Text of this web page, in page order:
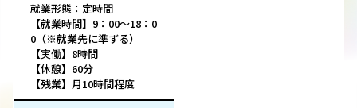
就業形態：定時間
【就業時間】9：00～18：0
0（※就業先に準ずる）
【実働】8時間
【休憩】60分
【残業】月10時間程度